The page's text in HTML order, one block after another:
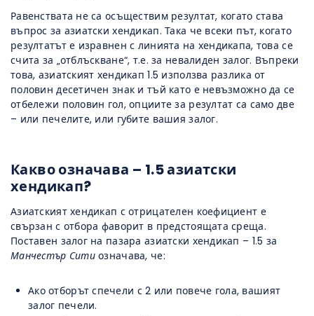
Равенствата не са осъществим резултат, когато става
въпрос за азиатски хендикап. Така че всеки път, когато
резултатът е изравнен с линията на хендикапа, това се
счита за „отблъскване“, т.е. за невалиден залог. Въпреки
това, азиатският хендикап 1.5 използва разлика от
половин десетичен знак и тъй като е невъзможно да се
отбележи половин гол, опциите за резултат са само две
– или печелите, или губите вашия залог.
Какво означава – 1.5 азиатски
хендикап?
Азиатският хендикап с отрицателен коефициент е
свързан с отбора фаворит в предстоящата среща.
Поставен залог на пазара азиатски хендикап – 1.5 за
Манчестър Ситиозначава, че:
Ако отборът спечели с 2 или повече гола, вашият
залог печели.